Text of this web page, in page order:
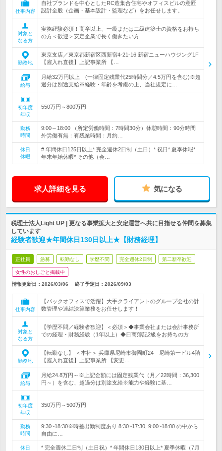
仕事内容
自社ブランドを中心としたRC造集合住宅やオフィスビルの意匠
設計全般（企画・基本設計・監理など）をお任せします。
対象と
なる方
実務経験必須！高卒以上、一級または二級建築士の資格をお持ち
の方＜歓迎＞安定企業で長く働きたい方
勤務地
東京支店／東京都新宿区西新宿4-21-16 新宿ニューハウジング1F
【雇入れ直後】上記事業所 【…
給与
月給32万円以上 (一律固定残業代25時間分／4.5万円を含む)※超
過分は別途支給※経験・年齢を考慮の上、当社規定に…
初年度
年収
550万円～800万円
勤務
時間
9:00～18:00 （所定労働時間：7時間30分）休憩時間：90分時間
外労働有無：有残業時間：月約…
休日
休暇
# 年間休日125日以上* 完全週休2日制（土日）* 祝日* 夏季休暇*
年末年始休暇* その他（会…
求人詳細を見る 気になる
税理士法人Light UP | 更なる事業拡大と安定運営へ共に目指せる仲間を募集
しています
経験者歓迎★年間休日130日以上★【財務経理】
正社員 急募 転勤なし 学歴不問 完全週休2日制 第二新卒歓迎
女性のおしごと掲載中
情報更新日：2026/03/06 終了予定日： 2026/09/03
仕事内容
【バックオフィスで活躍】大手クライアントのグループ会社の計
数管理や連結決算業務をお任せします！
対象と
なる方
【学歴不問／経験者歓迎】＜必須＞◆事業会社または会計事務所
での経理・財務経験（1年以上）◆日商簿記2級をお持ちの方
勤務地
【転勤なし】 ＜本社＞ 兵庫県尼崎市御園町24 尼崎第一ビル4階
【雇入れ直後】上記事業所 【変更…
給与
月給24.8万円～※上記金額には固定残業代（月／22時間：36,300
円～）を含む、超過分は別途支給※能力や経験に基…
初年度
年収
350万円～500万円
勤務
時間
9:30~18:30※時差出勤制度あり 8:30~17:30, 9:00~18:00 の中から
自由に…
休日
* 完全週休二日制（土日祝）* 年間休日130日以上* 夏季休暇（7月